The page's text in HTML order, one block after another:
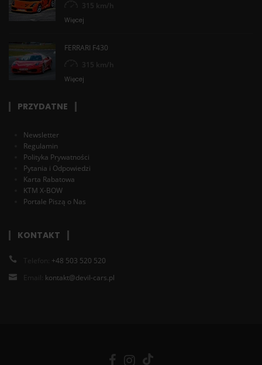
315 km/h
Więcej
FERRARI F430
315 km/h
Więcej
PRZYDATNE
Newsletter
Regulamin
Polityka Prywatności
Pytania i Odpowiedzi
Karta Rabatowa
KTM X-BOW
Portale Piszą o Nas
KONTAKT
Telefon: +48 503 520 520
Email: kontakt@devil-cars.pl